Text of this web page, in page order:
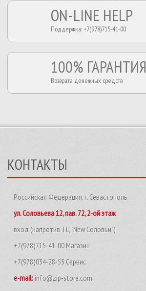
ON-LINE HELP
Поддержка: +7(978)715-41-00
100% ГАРАНТИЯ
Возврата денежных средств
КОНТАКТЫ
Российская Федерация, г. Севастополь
ул. Соловьева 12, пав. 72, 2-ой этаж
вход (напротив ТЦ "New Соловьи")
+7(978)715-41-00 Магазин
+7(978)034-28-55 Сервис
e-mail: info@zip-store.com